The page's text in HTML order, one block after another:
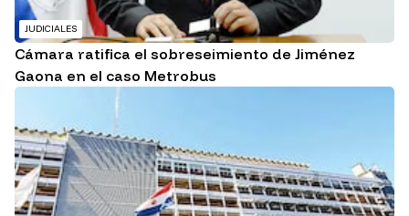
JUDICIALES
Cámara ratifica el sobreseimiento de Jiménez
Gaona en el caso Metrobus